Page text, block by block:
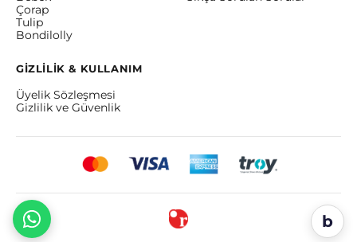
Çorap
Tulip
Bondilolly
GİZLİLİK & KULLANIM
Üyelik Sözleşmesi
Gizlilik ve Güvenlik
b